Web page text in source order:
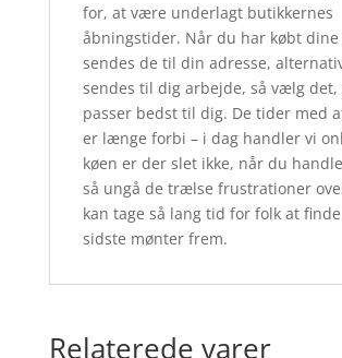
for, at være underlagt butikkernes
åbningstider. Når du har købt dine
sendes de til din adresse,
sendes til dig arbejde, så vælg det,
passer bedst til dig. De tider med
er længe forbi – i dag handler vi
køen er der slet ikke, når du
så ungå de trælse frustrationer
kan tage så lang tid for folk at
sidste mønter frem.
Relaterede varer